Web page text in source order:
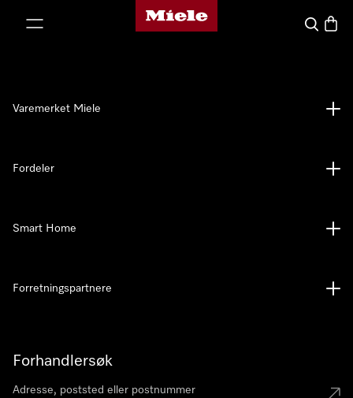
Mieles hjemmeside
Søk
Forhandlersøk
Varemerket Miele
Fordeler
Smart Home
Forretningspartnere